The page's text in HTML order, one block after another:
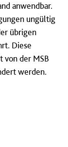
anwendbar.
ungültig
übrigen
Diese
von der MSB
werden.